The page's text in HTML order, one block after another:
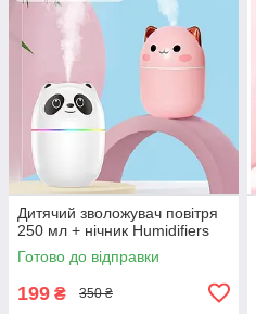
Дитячий зволожувач повітря
250 мл + нічник Humidifiers
Готово до відправки
199 ₴ 350 ₴